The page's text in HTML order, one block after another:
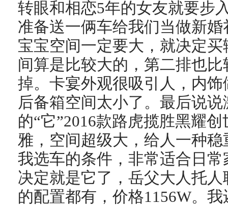
转眼和相恋5年的女友就要步
准备送一俩车给我们当做新
宝宝空间一定要大，就决定
间算是比较大的，第二排也比
掉。卡宴外观很吸引人，内
后备箱空间太小了。最后说
的“它”2016款路虎揽胜黑耀
雅，空间超级大，给人一种
我选车的条件，非常适合日
决定就是它了，岳父大人托
的配置都有，价格1156W。